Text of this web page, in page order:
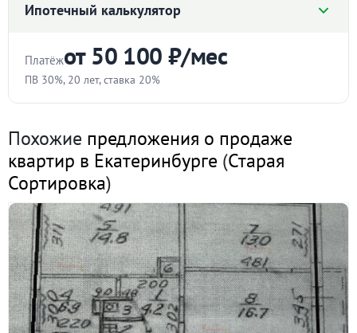
Ипотечный калькулятор
Платёжот 50 100 ₽/мес
ПВ 30%, 20 лет, ставка 20%
Первоначальный взнос
%
Срок
лет
Похожие предложения о продаже
квартир в Екатеринбурге (Старая
Сортировка)